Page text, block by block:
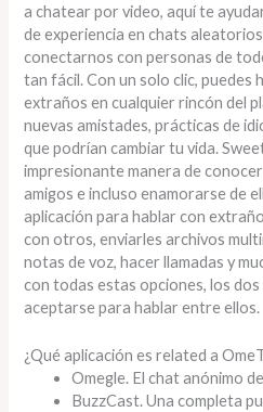
a chatear por video, aquí te
de experiencia en chats
conectarnos con personas de
tan fácil. Con un solo clic, puedes
extraños en cualquier rincón del
nuevas amistades, prácticas de
que podrían cambiar tu vida.
impresionante manera de
amigos e incluso enamorarse de
aplicación para hablar con
con otros, enviarles archivos
notas de voz, hacer llamadas y
con todas estas opciones, los
aceptarse para hablar entre ellos.
¿Qué aplicación es related a
Omegle. El chat anónimo
BuzzCast. Una completa